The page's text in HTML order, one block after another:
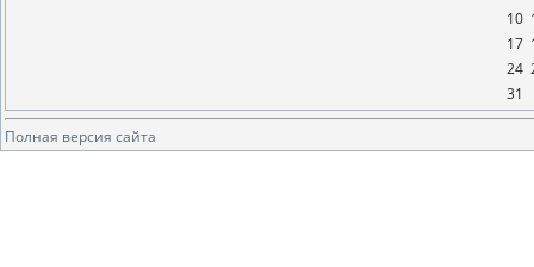
10
17
24
31
Полная версия сайта